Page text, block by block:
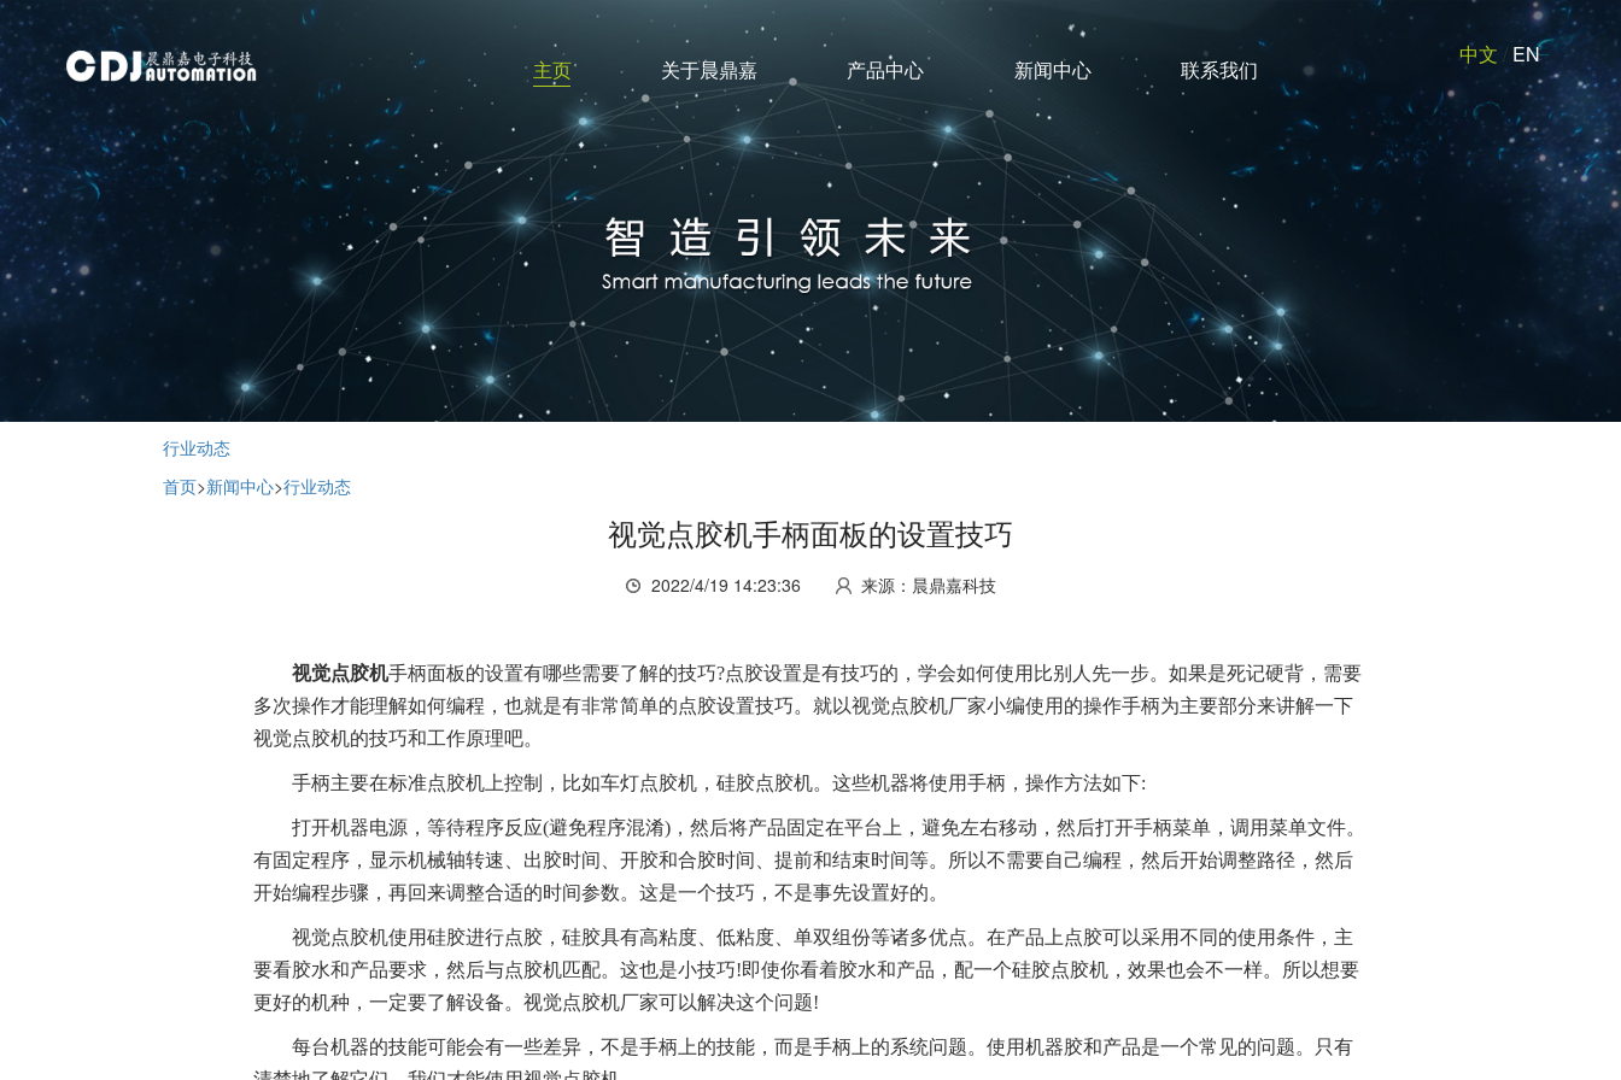
主页 关于晨鼎嘉 产品中心 新闻中心 联系我们
中文 / EN
产品与解决方案
点胶设备
配件
精密焊接 点胶配件 其他标准设备 非标设备定制
行业动态
首页>新闻中心>行业动态
视觉点胶机手柄面板的设置技巧
2022/4/19 14:23:36 来源：晨鼎嘉科技
视觉点胶机手柄面板的设置有哪些需要了解的技巧?点胶设置是有技巧的，学会如何使用比别人先一步。如果是死记硬背，需要
多次操作才能理解如何编程，也就是有非常简单的点胶设置技巧。就以视觉点胶机厂家小编使用的操作手柄为主要部分来讲解一下
视觉点胶机的技巧和工作原理吧。
手柄主要在标准点胶机上控制，比如车灯点胶机，硅胶点胶机。这些机器将使用手柄，操作方法如下:
打开机器电源，等待程序反应(避免程序混淆)，然后将产品固定在平台上，避免左右移动，然后打开手柄菜单，调用菜单文件。
有固定程序，显示机械轴转速、出胶时间、开胶和合胶时间、提前和结束时间等。所以不需要自己编程，然后开始调整路径，然后
开始编程步骤，再回来调整合适的时间参数。这是一个技巧，不是事先设置好的。
视觉点胶机使用硅胶进行点胶，硅胶具有高粘度、低粘度、单双组份等诸多优点。在产品上点胶可以采用不同的使用条件，主
要看胶水和产品要求，然后与点胶机匹配。这也是小技巧!即使你看着胶水和产品，配一个硅胶点胶机，效果也会不一样。所以想要
更好的机种，一定要了解设备。视觉点胶机厂家可以解决这个问题!
每台机器的技能可能会有一些差异，不是手柄上的技能，而是手柄上的系统问题。使用机器胶和产品是一个常见的问题。只有